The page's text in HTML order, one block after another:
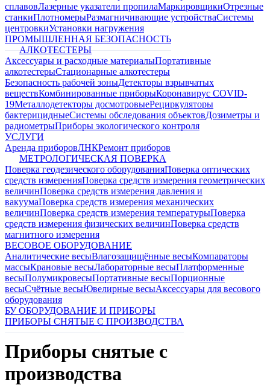
сплавовЛазерные указатели пропилаМаркировщикиОтрезные
станкиПлотномерыРазмагничивающие устройстваСистемы
центровкиУстановки нагружения
ПРОМЫШЛЕННАЯ БЕЗОПАСНОСТЬ
АЛКОТЕСТЕРЫ
Аксессуары и расходные материалыПортативные
алкотестерыСтационарные алкотестеры
Безопасность рабочей зоныДетекторы взрывчатых
веществКомбинированные приборыКоронавирус COVID-
19Металлодетекторы досмотровыеРециркуляторы
бактерицидныеСистемы обследования объектовДозиметры и
радиометрыПриборы экологического контроля
УСЛУГИ
Аренда приборовЛНКРемонт приборов
МЕТРОЛОГИЧЕСКАЯ ПОВЕРКА
Поверка геодезического оборудованияПоверка оптических
средств измеренияПоверка средств измерения геометрических
величинПоверка средств измерения давления и
вакуумаПоверка средств измерения механических
величинПоверка средств измерения температурыПоверка
средств измерения физических величинПоверка средств
магнитного измерения
ВЕСОВОЕ ОБОРУДОВАНИЕ
Аналитические весыВлагозащищённые весыКомпараторы
массыКрановые весыЛабораторные весыПлатформенные
весыПолумикровесыПортативные весыПорционные
весыСчётные весыЮвелирные весыАксессуары для весового
оборудования
БУ ОБОРУДОВАНИЕ И ПРИБОРЫ
ПРИБОРЫ СНЯТЫЕ С ПРОИЗВОДСТВА
Приборы снятые с
производства